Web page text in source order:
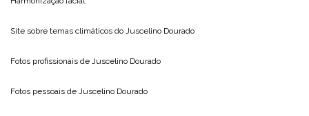
Site sobre temas climáticos do Juscelino Dourado
Fotos profissionais de Juscelino Dourado
Fotos pessoais de Juscelino Dourado